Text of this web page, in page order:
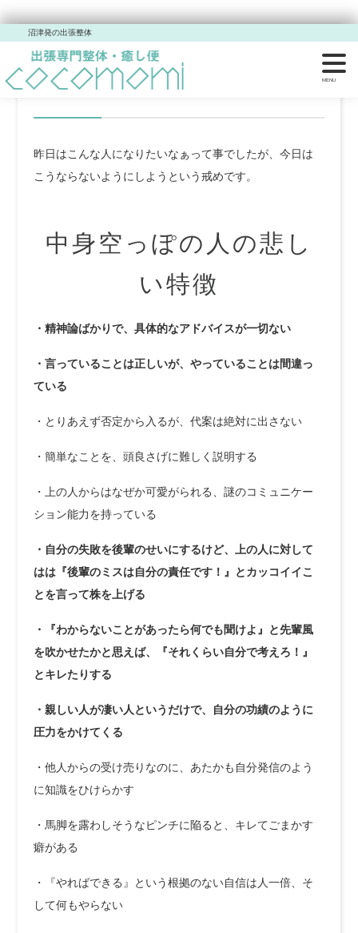
沼津発の出張整体
中身空っぽの人のかなしい
特徴
昨日はこんな人になりたいなぁって事でしたが、今日は
こうならないようにしようという戒めです。
中身空っぽの人の悲し
い特徴
・精神論ばかりで、具体的なアドバイスが一切ない
・言っていることは正しいが、やっていることは間違っ
ている
・とりあえず否定から入るが、代案は絶対に出さない
・簡単なことを、頭良さげに難しく説明する
・上の人からはなぜか可愛がられる、謎のコミュニケー
ション能力を持っている
・自分の失敗を後輩のせいにするけど、上の人に対して
はは『後輩のミスは自分の責任です！』とカッコイイこ
とを言って株を上げる
・『わからないことがあったら何でも聞けよ』と先輩風
を吹かせたかと思えば、『それくらい自分で考えろ！』
とキレたりする
・親しい人が凄い人というだけで、自分の功績のように
圧力をかけてくる
・他人からの受け売りなのに、あたかも自分発信のよう
に知識をひけらかす
・馬脚を露わしそうなピンチに陥ると、キレてごまかす
癖がある
・『やればできる』という根拠のない自信は人一倍、そ
して何もやらない